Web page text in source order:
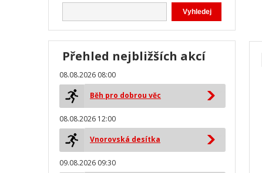
Přehled nejbližších akcí
08.08.2026 08:00
Běh pro dobrou věc
08.08.2026 12:00
Vnorovská desítka
09.08.2026 09:30